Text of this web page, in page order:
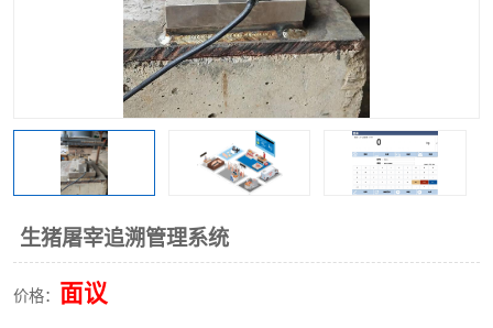
生猪屠宰追溯管理系统
价格： 面议